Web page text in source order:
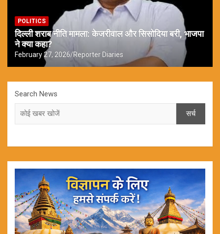
POLITICS
दिल्ली शराब नीति मामला: केजरीवाल और सिसोदिया बरी, भाजपा
ने क्या कहा?
February 27, 2026 Reporter Diaries
Search News
सर्च